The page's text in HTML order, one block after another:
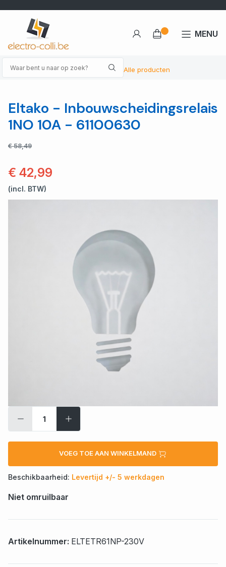
Alle producten
MENU
Eltako - Inbouwscheidingsrelais
1NO 10A - 61100630
€ 58,49
€ 42,99
(incl. BTW)
VOEG TOE AAN WINKELMAND
Beschikbaarheid: Levertijd +/- 5 werkdagen
Niet omruilbaar
Artikelnummer: ELTETR61NP-230V